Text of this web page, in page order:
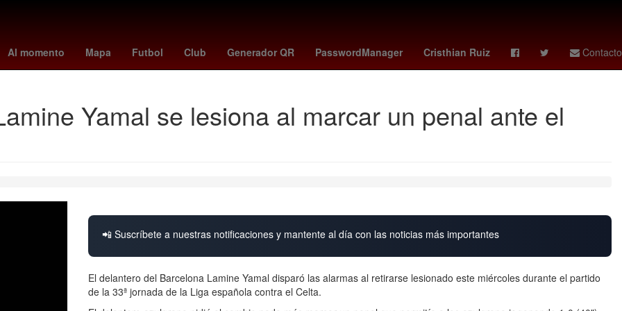
Al momento Mapa Futbol Club Generador QR PasswordManager Cristhian Ruiz Contacto
hidemasa morita Maíz transgénico suspension de clases 10 de noviembre Gobierno sid wilson paloma cuevas Aldo de Nigris
Yamal se lesiona al marcar un penal ante el
📲 Suscríbete a nuestras notificaciones y mantente al día con las noticias más importantes
El delantero del Barcelona Lamine Yamal disparó las alarmas al retirarse lesionado este miércoles durante el partido
de la 33ª jornada de la Liga española contra el Celta.